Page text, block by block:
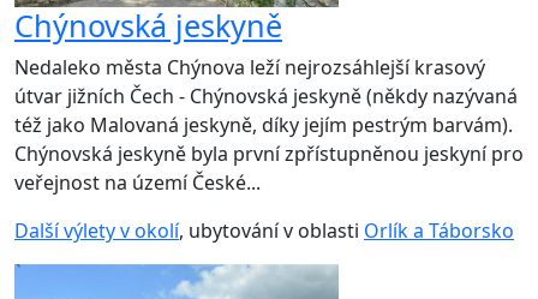
Chýnovská jeskyně
Nedaleko města Chýnova leží nejrozsáhlejší krasový
útvar jižních Čech - Chýnovská jeskyně (někdy nazývaná
též jako Malovaná jeskyně, díky jejím pestrým barvám).
Chýnovská jeskyně byla první zpřístupněnou jeskyní pro
veřejnost na území České...
Další výlety v okolí, ubytování v oblasti Orlík a Táborsko